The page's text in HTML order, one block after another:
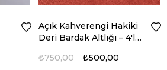
Açık Kahverengi Hakiki
Deri Bardak Altlığı – 4'lü
₺500,00
₺750,00